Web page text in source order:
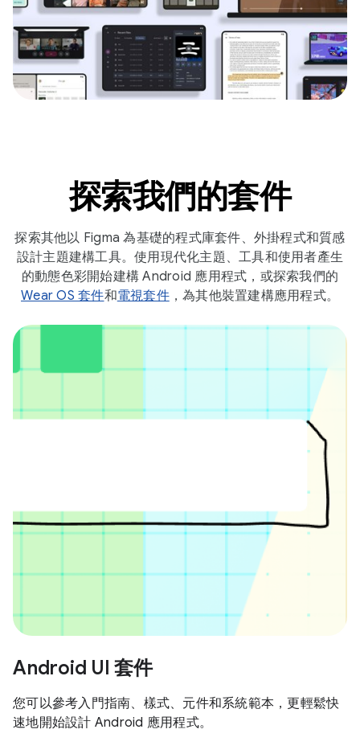
探索我們的套件
探索其他以 Figma 為基礎的程式庫套件、外掛程式和質感
設計主題建構工具。使用現代化主題、工具和使用者產生
的動態色彩開始建構 Android 應用程式，或探索我們的
Wear OS 套件和電視套件，為其他裝置建構應用程式。
Android UI 套件
您可以參考入門指南、樣式、元件和系統範本，更輕鬆快
速地開始設計 Android 應用程式。